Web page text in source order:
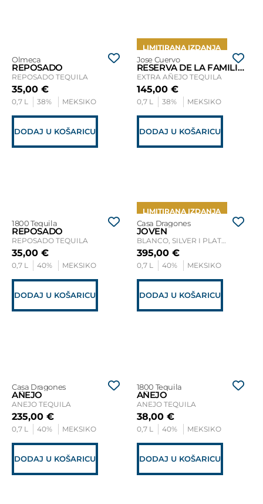
Olmeca
REPOSADO
REPOSADO TEQUILA
35,00 €
0,7 L 38% MEKSIKO
DODAJ U KOŠARICU
LIMITIRANA IZDANJA
Jose Cuervo
RESERVA DE LA FAMILIA 2023
EXTRA AÑEJO TEQUILA
145,00 €
0,7 L 38% MEKSIKO
DODAJ U KOŠARICU
1800 Tequila
REPOSADO
REPOSADO TEQUILA
35,00 €
0,7 L 40% MEKSIKO
DODAJ U KOŠARICU
LIMITIRANA IZDANJA
Casa Dragones
JOVEN
BLANCO, SILVER I PLATA TEQUILA
395,00 €
0,7 L 40% MEKSIKO
DODAJ U KOŠARICU
Casa Dragones
AÑEJO
ANEJO TEQUILA
235,00 €
0,7 L 40% MEKSIKO
DODAJ U KOŠARICU
1800 Tequila
AÑEJO
ANEJO TEQUILA
38,00 €
0,7 L 40% MEKSIKO
DODAJ U KOŠARICU